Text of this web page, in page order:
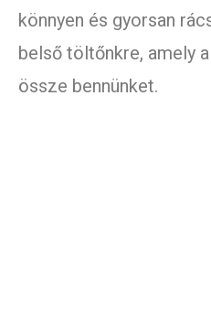
könnyen és gyorsan
belső töltőnkre, amely
össze bennünket.